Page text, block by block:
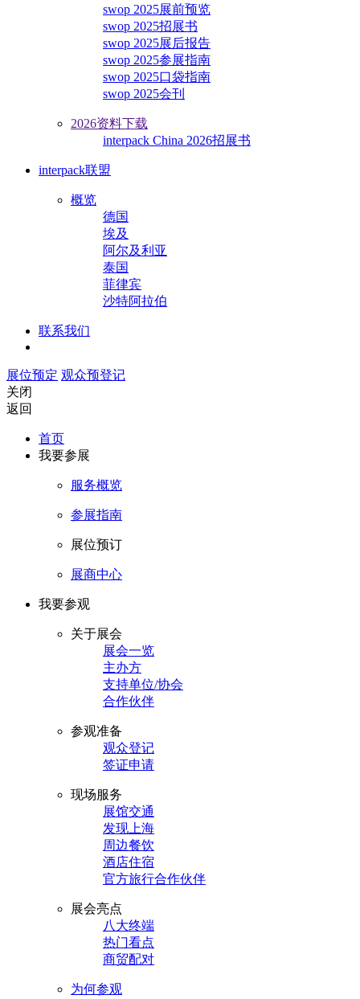
swop 2025展前预览
swop 2025招展书
swop 2025展后报告
swop 2025参展指南
swop 2025口袋指南
swop 2025会刊
2026资料下载
interpack China 2026招展书
interpack联盟
概览
德国
埃及
阿尔及利亚
泰国
菲律宾
沙特阿拉伯
联系我们
展位预定 观众预登记
关闭
返回
首页
我要参展
服务概览
参展指南
展位预订
展商中心
我要参观
关于展会
展会一览
主办方
支持单位/协会
合作伙伴
参观准备
观众登记
签证申请
现场服务
展馆交通
发现上海
周边餐饮
酒店住宿
官方旅行合作伙伴
展会亮点
八大终端
热门看点
商贸配对
为何参观